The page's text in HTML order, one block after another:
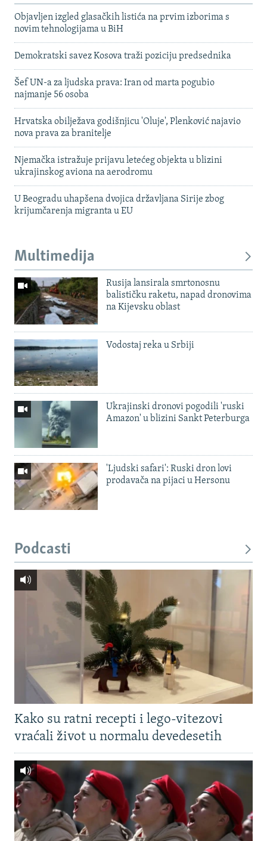
Objavljen izgled glasačkih listića na prvim izborima s
novim tehnologijama u BiH
Demokratski savez Kosova traži poziciju predsednika
Šef UN-a za ljudska prava: Iran od marta pogubio
najmanje 56 osoba
Hrvatska obilježava godišnjicu 'Oluje', Plenković najavio
nova prava za branitelje
Njemačka istražuje prijavu letećeg objekta u blizini
ukrajinskog aviona na aerodromu
U Beogradu uhapšena dvojica državljana Sirije zbog
krijumčarenja migranta u EU
Multimedija
Rusija lansirala smrtonosnu
balističku raketu, napad dronovima
na Kijevsku oblast
Vodostaj reka u Srbiji
Ukrajinski dronovi pogodili 'ruski
Amazon' u blizini Sankt Peterburga
'Ljudski safari': Ruski dron lovi
prodavača na pijaci u Hersonu
Podcasti
Kako su ratni recepti i lego-vitezovi
vraćali život u normalu devedesetih